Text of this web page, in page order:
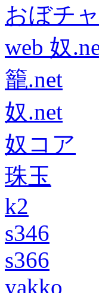
おぼチ
web 奴
籠.net
奴.net
奴コア
珠玉
k2
s346
s366
yakko